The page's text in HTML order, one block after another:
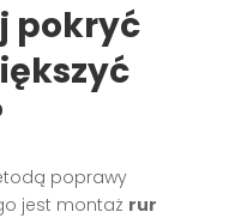
pokryć
poprawy
jest montaż rur